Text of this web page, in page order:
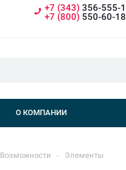
+7 (343) 356-555-1
+7 (800) 550-60-18
О КОМПАНИИ
Возможности - Элементы